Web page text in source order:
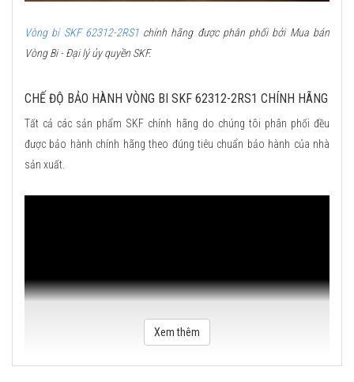
Vòng bi SKF 62312-2RS1chính hãng được phân phối bởi Mua bán
Vòng Bi - Đại lý ủy quyền SKF.
CHẾ ĐỘ BẢO HÀNH VÒNG BI SKF 62312-2RS1 CHÍNH HÃNG
Tất cả các sản phẩm SKF chính hãng do chúng tôi phân phối đều
được bảo hành chính hãng theo đúng tiêu chuẩn bảo hành của nhà
sản xuất.
Xem thêm